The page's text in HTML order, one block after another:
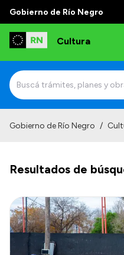
Gobierno de Río Negro
Cultura
Funciones
Autoridades
Delegaciones
Normativa
Gobierno de Río Negro /
Resultados de